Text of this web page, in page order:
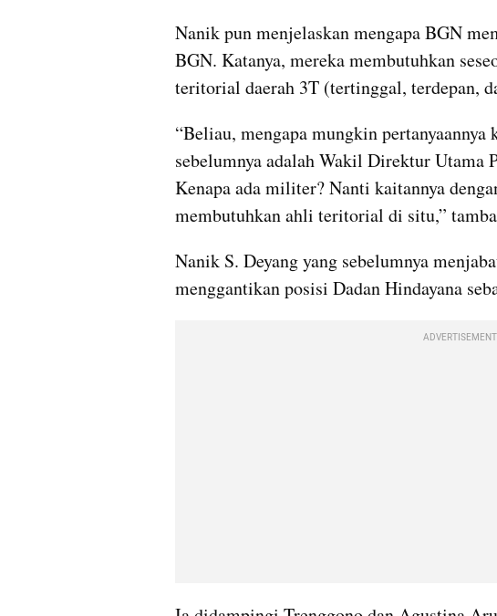
Nanik pun menjelaskan mengapa BGN
BGN. Katanya, mereka membutuhkan
teritorial daerah 3T (tertinggal, terdepan,
“Beliau, mengapa mungkin
sebelumnya adalah Wakil Direktur Utama
Kenapa ada militer? Nanti kaitannya
membutuhkan ahli teritorial di situ,”
Nanik S. Deyang yang sebelumnya
menggantikan posisi Dadan Hindayana
ADVERTISEMENT